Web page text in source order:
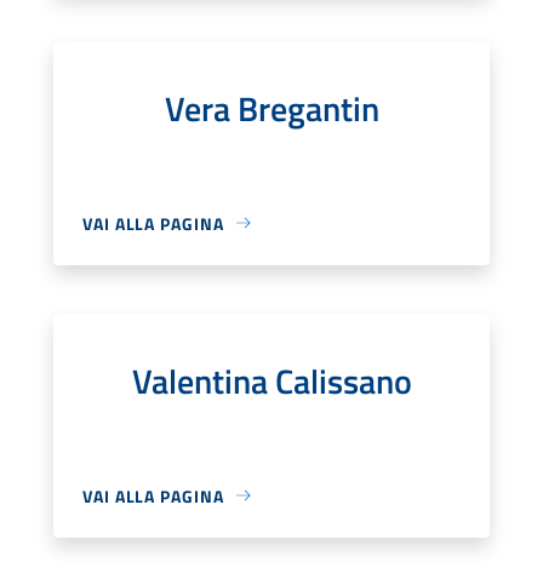
Vera Bregantin
VAI ALLA PAGINA
Valentina Calissano
VAI ALLA PAGINA